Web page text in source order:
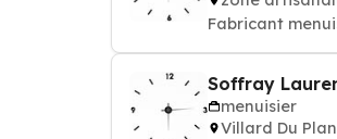
Fabricant
Soffray
menuisier
Villard Du